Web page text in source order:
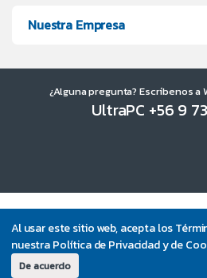
Al usar este sitio web, acepta los
nuestra Política de Privacidad y de
De acuerdo
Nuestra Empresa
¿Alguna pregunta? Escríbenos a
UltraPC +56 9